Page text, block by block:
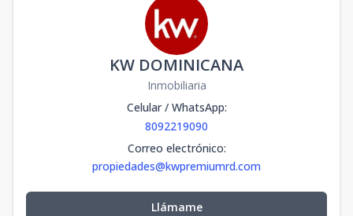
KW DOMINICANA
Inmobiliaria
Celular / WhatsApp:
8092219090
Correo electrónico:
propiedades@kwpremiumrd.com
Llámame